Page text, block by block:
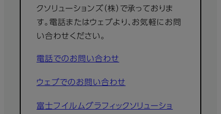
クソリューションズ（株）で承っておりま
す。電話またはウェブより、お気軽にお問
い合わせください。
電話でのお問い合わせ
ウェブでのお問い合わせ
富士フイルムグラフィックソリューショ